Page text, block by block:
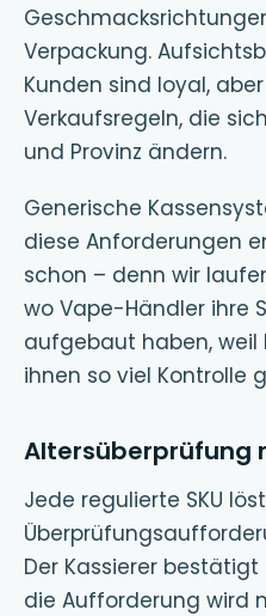
Verpackung.
Kunden sind loyal,
Verkaufsregeln, die
und Provinz ändern.
Generische
diese Anforderungen
schon – denn wir
wo Vape-Händler ihre
aufgebaut haben,
ihnen so viel Kontrolle
Altersüberprüfung
Jede regulierte SKU
Der Kassierer
die Aufforderung wird